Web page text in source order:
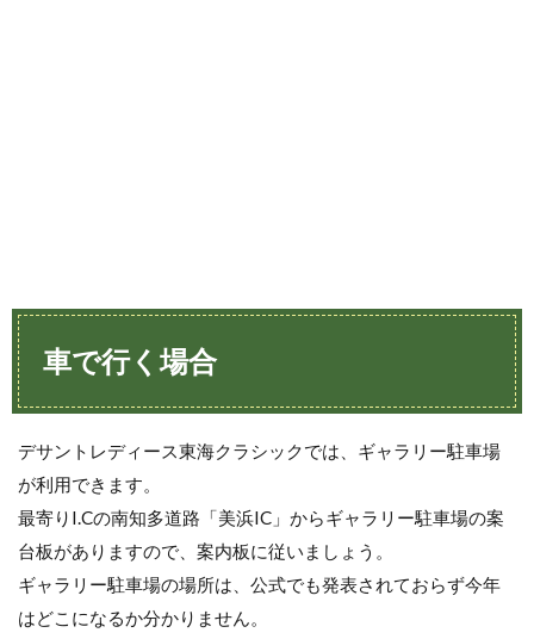
車で行く場合
デサントレディース東海クラシックでは、ギャラリー駐車場
が利用できます。
最寄りI.Cの南知多道路「美浜IC」からギャラリー駐車場の案
台板がありますので、案内板に従いましょう。
ギャラリー駐車場の場所は、公式でも発表されておらず今年
はどこになるか分かりません。